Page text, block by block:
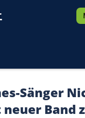
Sänger
Band